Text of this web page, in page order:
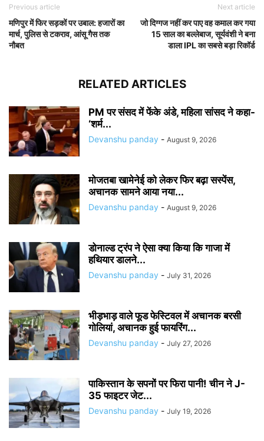
Previous article
मणिपुर में फिर सड़कों पर उबाल: हजारों का
मार्च, पुलिस से टकराव, आंसू गैस तक
नौबत
Next article
जो दिग्गज नहीं कर पाए वह कमाल कर गया
15 साल का बल्लेबाज, सूर्यवंशी ने बना
डाला IPL का सबसे बड़ा रिकॉर्ड
RELATED ARTICLES
PM पर संसद में फेंके अंडे, महिला सांसद ने कहा-
‘शर्म...
Devanshu panday - August 9, 2026
मोजतबा खामेनेई को लेकर फिर बढ़ा सस्पेंस,
अचानक सामने आया नया...
Devanshu panday - August 9, 2026
डोनाल्ड ट्रंप ने ऐसा क्या किया कि गाजा में
हथियार डालने...
Devanshu panday - July 31, 2026
भीड़भाड़ वाले फूड फेस्टिवल में अचानक बरसी
गोलियां, अचानक हुई फायरिंग...
Devanshu panday - July 27, 2026
पाकिस्तान के सपनों पर फिरा पानी! चीन ने J-
35 फाइटर जेट...
Devanshu panday - July 19, 2026